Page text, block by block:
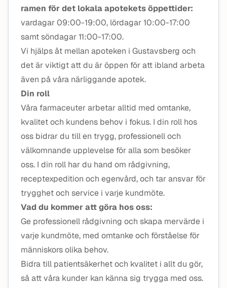
ramen för det lokala apotekets öppettider:
vardagar 09:00-19:00, lördagar 10:00-17:00
samt söndagar 11:00-17:00.
Vi hjälps åt mellan apoteken i Gustavsberg och
det är viktigt att du är öppen för att ibland arbeta
även på våra närliggande apotek.
Din roll
Våra farmaceuter arbetar alltid med omtanke,
kvalitet och kundens behov i fokus. I din roll hos
oss bidrar du till en trygg, professionell och
välkomnande upplevelse för alla som besöker
oss. I din roll har du hand om rådgivning,
receptexpedition och egenvård, och tar ansvar för
trygghet och service i varje kundmöte.
Vad du kommer att göra hos oss:
Ge professionell rådgivning och skapa mervärde i
varje kundmöte, med omtanke och förståelse för
människors olika behov.
Bidra till patientsäkerhet och kvalitet i allt du gör,
så att våra kunder kan känna sig trygga med oss.